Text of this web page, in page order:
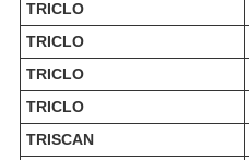
TRICLO
TRICLO
TRICLO
TRICLO
TRISCAN